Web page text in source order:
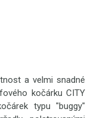
a velmi snadné
kočárku CITY
typu "buggy"